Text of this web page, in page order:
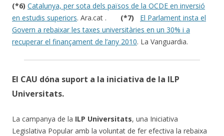
(*6) Catalunya, per sota dels països de la OCDE en inversió
en estudis superiors. Ara.cat . (*7)
El Parlament insta el
Govern a rebaixar les taxes universitàries en un 30% i a
recuperar el finançament de l’any 2010. La Vanguardia.
El CAU dóna suport a la iniciativa de la ILP
Universitats.
La campanya de la ILP Universitats, una Iniciativa
Legislativa Popular amb la voluntat de fer efectiva la rebaixa